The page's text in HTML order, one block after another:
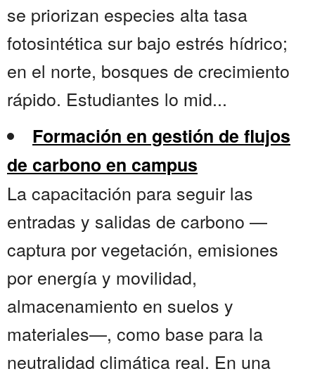
se priorizan especies alta tasa
fotosintética sur bajo estrés hídrico;
en el norte, bosques de crecimiento
rápido. Estudiantes lo mid...
Formación en gestión de flujos
de carbono en campus
La capacitación para seguir las
entradas y salidas de carbono —
captura por vegetación, emisiones
por energía y movilidad,
almacenamiento en suelos y
materiales—, como base para la
neutralidad climática real. En una